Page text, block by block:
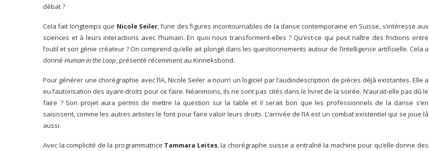
débat ?
Cela fait longtemps que Nicole Seiler, l’une des figures incontournables de la danse contemporaine en Suisse, s’intéresse aux
sciences et à leurs interactions avec l’humain. En quoi nous transforment-elles ? Qu’est-ce qui peut naître des frictions entre
l’outil et son génie créateur ? On comprend qu’elle ait plongé dans les questionnements autour de l’intelligence artificielle. Cela a
donné Human in the Loop, présenté récemment au Kinneksbond.
Pour générer une chorégraphie avec l’IA, Nicole Seiler a nourri un logiciel par l’audiodescription de pièces déjà existantes. Elle a
eu l’autorisation des ayant-droits pour ce faire. Néanmoins, ils ne sont pas cités dans le livret de la soirée. N’aurait-elle pas dû le
faire ? Son projet aura permis de mettre la question sur la table et il serait bon que les professionnels de la danse s’en
saisissent, comme les autres artistes le font pour faire valoir leurs droits. L’arrivée de l’IA est un combat existentiel qui se joue là
aussi.
Avec la complicité de la programmatrice Tammara Leites, la chorégraphe suisse a entraîné la machine pour qu’elle donne des